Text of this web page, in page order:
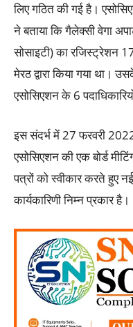
लिए गठित की गई है।
ने बताया कि गैलेक्सी वेगा
सोसाइटी) का रजिस्ट्रेशन
मेरठ द्वारा किया गया था।
एसोसिएशन के 6
इस संदर्भ में 27 फरवरी
एसोसिएशन की एक बोर्ड
पत्रों को स्वीकार करते हुए
कार्यकारिणी निम्न प्रकार है।